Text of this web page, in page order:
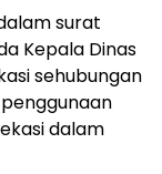
surat
Kepala Dinas
sehubungan
dalam